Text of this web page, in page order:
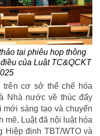
tại phiêu họp thông
của Luật TC&QCKT
trên cơ sở thể chế hóa
Nhà nước về thúc đẩy
mới sáng tạo và chuyển
mẽ, Luật đã nội luật hóa
Hiệp định TBT/WTO và